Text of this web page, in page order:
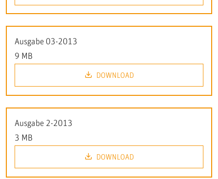
Ausgabe 03-2013
9 MB
DOWNLOAD
Ausgabe 2-2013
3 MB
DOWNLOAD